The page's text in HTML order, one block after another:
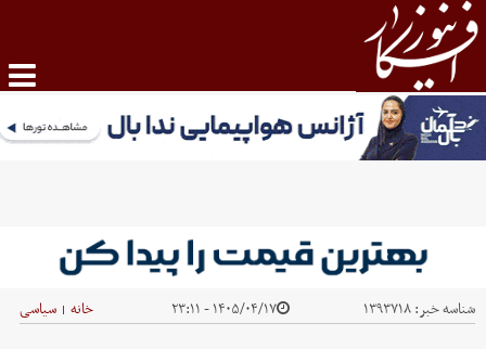
شناسه خبر:۱۳۹۳۷۱۸ ۱۴۰۵/۰۴/۱۷ - ۲۳:۱۱ خانه | سیاسی